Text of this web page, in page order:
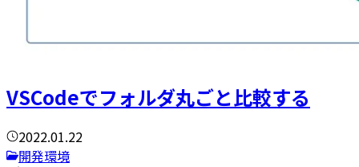
VSCodeでフォルダ丸ごと比較する
2022.01.22
開発環境